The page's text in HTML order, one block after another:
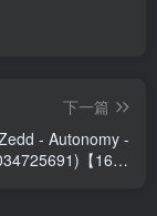
下一篇
- Autonomy -
【16bit